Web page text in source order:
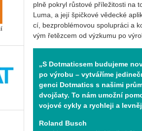
plně po­kryl růsto­vé pří­le­ži­tos­ti na
Luma, a její špič­ko­vé vě­dec­ké
cí, bez­pro­blé­mo­vou spo­lu­prá­ci a
vým ře­těz­cem od vý­zku­mu po
„S Do­tma­tic­sem bu­du­je­me
po vý­ro­bu – vy­tvá­ří­me
gen­ci Do­tma­tics s na­ši­mi
dvoj­ča­ty. To nám umož­ní
vo­jo­vé cykly a rych­le­ji a
Roland Busch